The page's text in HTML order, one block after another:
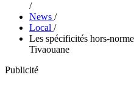
/
News /
Local /
Les spécificités hors-
Tivaouane
Publicité